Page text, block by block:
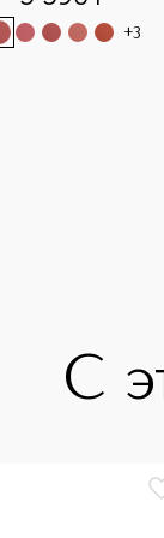
+3
С